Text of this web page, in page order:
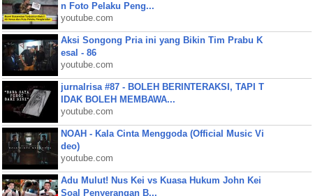
n Foto Pelaku Peng...
youtube.com
Aksi Songong Pria ini yang Bikin Tim Prabu K
esal - 86
youtube.com
jurnalrisa #87 - BOLEH BERINTERAKSI, TAPI T
IDAK BOLEH MEMBAWA...
youtube.com
NOAH - Kala Cinta Menggoda (Official Music Vi
deo)
youtube.com
Adu Mulut! Nus Kei vs Kuasa Hukum John Kei
Soal Penyerangan B...